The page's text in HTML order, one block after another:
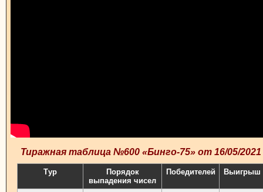
Тиражная таблица №600 «Бинго-75» от 16/05/2021
Тур
Порядок
выпадения чисел
Победителей Выигрыш